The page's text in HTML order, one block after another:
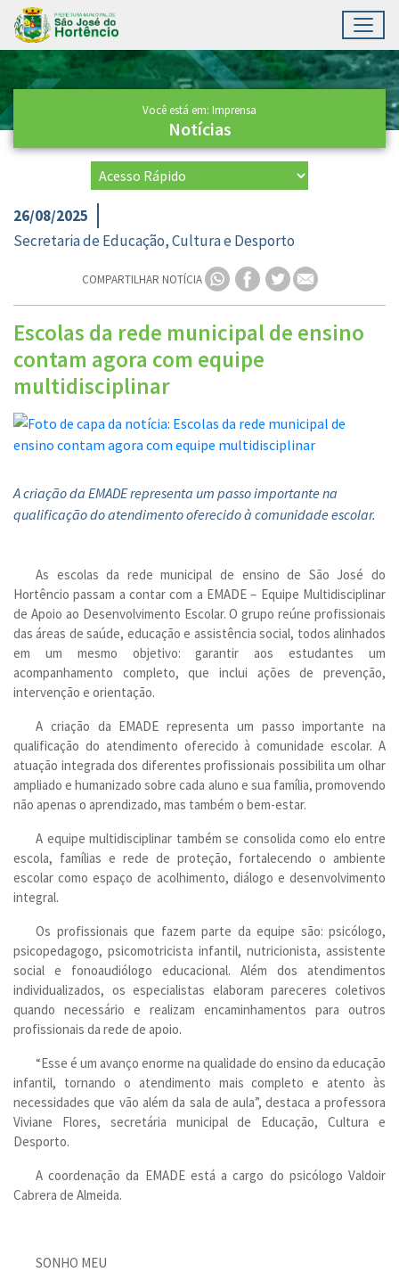
Ir para conteúdo principal
Conteúdo Principal
Você está em: Imprensa
Notícias
26/08/2025
Secretaria de Educação, Cultura e Desporto
COMPARTILHAR NOTÍCIA
Escolas da rede municipal de ensino
contam agora com equipe
multidisciplinar
A criação da EMADE representa um passo importante na
qualificação do atendimento oferecido à comunidade escolar.
As escolas da rede municipal de ensino de São José do
Hortêncio passam a contar com a EMADE – Equipe Multidisciplinar
de Apoio ao Desenvolvimento Escolar. O grupo reúne profissionais
das áreas de saúde, educação e assistência social, todos alinhados
em um mesmo objetivo: garantir aos estudantes um
acompanhamento completo, que inclui ações de prevenção,
intervenção e orientação.
A criação da EMADE representa um passo importante na
qualificação do atendimento oferecido à comunidade escolar. A
atuação integrada dos diferentes profissionais possibilita um olhar
ampliado e humanizado sobre cada aluno e sua família, promovendo
não apenas o aprendizado, mas também o bem-estar.
A equipe multidisciplinar também se consolida como elo entre
escola, famílias e rede de proteção, fortalecendo o ambiente
escolar como espaço de acolhimento, diálogo e desenvolvimento
integral.
Os profissionais que fazem parte da equipe são: psicólogo,
psicopedagogo, psicomotricista infantil, nutricionista, assistente
social e fonoaudiólogo educacional. Além dos atendimentos
individualizados, os especialistas elaboram pareceres coletivos
quando necessário e realizam encaminhamentos para outros
profissionais da rede de apoio.
“Esse é um avanço enorme na qualidade do ensino da educação
infantil, tornando o atendimento mais completo e atento às
necessidades que vão além da sala de aula”, destaca a professora
Viviane Flores, secretária municipal de Educação, Cultura e
Desporto.
A coordenação da EMADE está a cargo do psicólogo Valdoir
Cabrera de Almeida.
SONHO MEU